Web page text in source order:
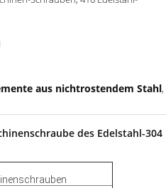
aus nichtrostendem Stahl,
des Edelstahl-304